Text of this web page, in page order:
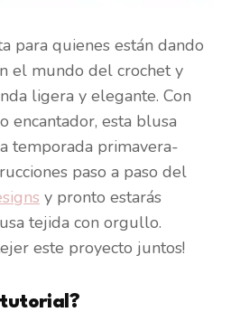
para quienes están dando
el mundo del crochet y
ligera y elegante. Con
encantador, esta blusa
temporada primavera-
paso a paso del
y pronto estarás
tejida con orgullo.
este proyecto juntos!
tutorial?